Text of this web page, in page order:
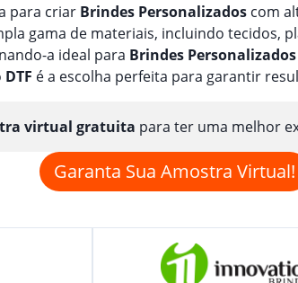
para criar Brindes Personalizados com
gama de materiais, incluindo tecidos,
a ideal para Brindes Personalizados
DTF é a escolha perfeita para garantir
virtual gratuita para ter uma melhor
Garanta Sua Amostra Virtual!